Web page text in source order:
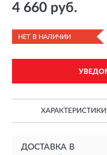
4 660 руб.
НЕТ В НАЛИЧИИ
ХАРАКТЕРИСТИКИ
ДОСТАВКА В